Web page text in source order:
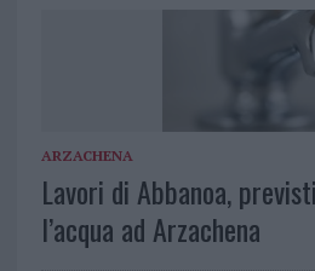
ARZACHENA
Lavori di Abbanoa,
l’acqua ad Arzachena